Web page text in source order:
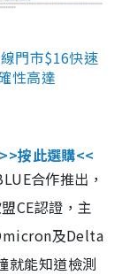
門市$16快速
性高達
>>按此選購<<
合作推出，
CE認證，主
及Delta
就能知道檢測